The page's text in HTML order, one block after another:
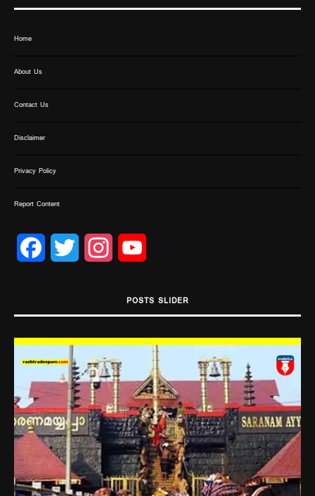
Home
About Us
Contact Us
Disclaimer
Privacy Policy
Report Content
Facebook Twitter Instagram
POSTS SLIDER